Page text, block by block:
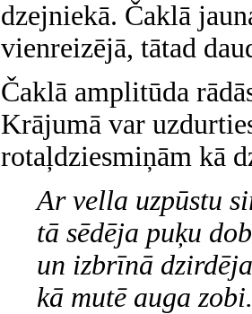
dzejniekā. Čaklā
vienreizējā, tātad
Čaklā amplitūda
Krājumā var
rotaļdziesmiņām kā
Ar vella uzpūstu
tā sēdēja puķu
un izbrīnā
kā mutē auga zobi.